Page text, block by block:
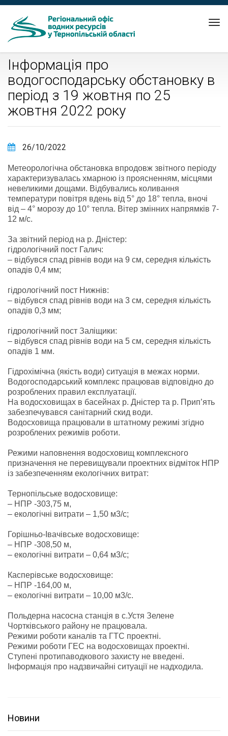
Інформація про
водогосподарську обстановку в
період з 19 жовтня по 25
жовтня 2022 року
26/10/2022
Метеорологічна обстановка впродовж звітного періоду
характеризувалась хмарною із проясненням, місцями
невеликими дощами. Відбувались коливання
температури повітря вдень від 5° до 18° тепла, вночі
від – 4° морозу до 10° тепла. Вітер змінних напрямків 7-
12 м/с.
За звітний період на р. Дністер:
гідрологічний пост Галич:
– відбувся спад рівнів води на 9 см, середня кількість
опадів 0,4 мм;
гідрологічний пост Нижнів:
– відбувся спад рівнів води на 3 см, середня кількість
опадів 0,3 мм;
гідрологічний пост Заліщики:
– відбувся спад рівнів води на 5 см, середня кількість
опадів 1 мм.
Гідрохімічна (якість води) ситуація в межах норми.
Водогосподарський комплекс працював відповідно до
розроблених правил експлуатації.
На водосховищах в басейнах р. Дністер та р. Прип’ять
забезпечувався санітарний скид води.
Водосховища працювали в штатному режимі згідно
розроблених режимів роботи.
Режими наповнення водосховищ комплексного
призначення не перевищували проектних відміток НПР
із забезпеченням екологічних витрат:
Тернопільське водосховище:
– НПР -303,75 м,
– екологічні витрати – 1,50 м3/с;
Горішньо-Івачівське водосховище:
– НПР -308,50 м,
– екологічні витрати – 0,64 м3/с;
Касперівське водосховище:
– НПР -164,00 м,
– екологічні витрати – 10,00 м3/с.
Польдерна насосна станція в с.Устя Зелене
Чортківського району не працювала.
Режими роботи каналів та ГТС проектні.
Режими роботи ГЕС на водосховищах проектні.
Ступені протипаводкового захисту не введені.
Інформація про надзвичайні ситуації не надходила.
Новини